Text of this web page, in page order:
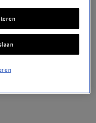
om te
mijn